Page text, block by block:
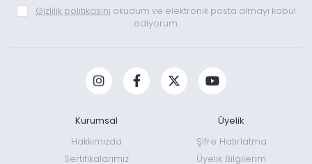
Gizlilik politikasını okudum ve elektronik posta almayı kabul
ediyorum.
Kurumsal
Hakkımızda
Sertifikalarımız
Üyelik
Şifre Hatırlatma
Üyelik Bilgilerim